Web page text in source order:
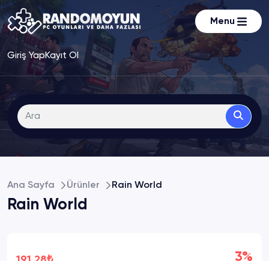
Menu
Giriş YapKayıt Ol
Ana Sayfa Ürünler Rain World
Rain World
3%